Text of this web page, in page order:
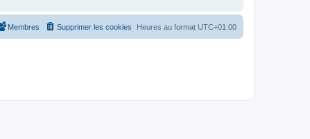
Heures au format UTC+01:00
Supprimer les cookies
Membres